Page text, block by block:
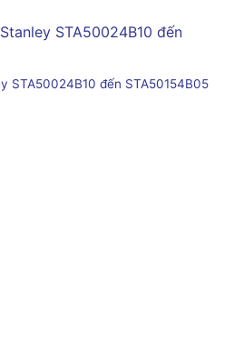
STA50024B10 đến STA50154B05